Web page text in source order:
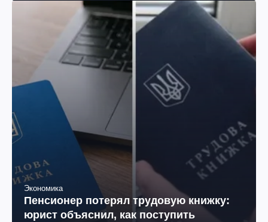
Экономика
Пенсионер потерял трудовую книжку:
юрист объяснил, как поступить